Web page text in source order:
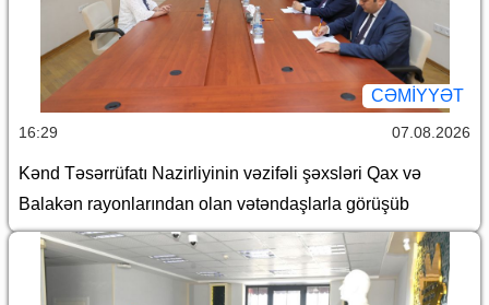
CƏMİYYƏT
16:29 07.08.2026
Kənd Təsərrüfatı Nazirliyinin vəzifəli şəxsləri Qax və
Balakən rayonlarından olan vətəndaşlarla görüşüb